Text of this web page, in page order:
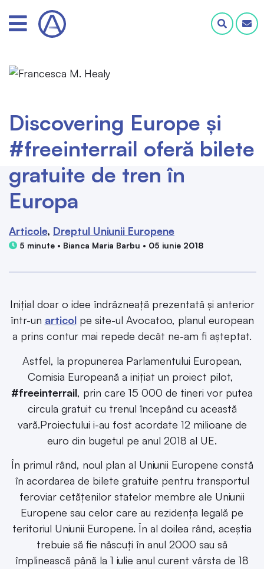
Discovering Europe și
#freeinterrail oferă bilete
gratuite de tren în
Europa
Articole Dreptul Uniunii Europene
5 minute • Bianca Maria Barbu • 05 iunie 2018
Inițial doar o idee îndrăzneață prezentată și anterior
într-un articolpe site-ul Avocatoo, planul european
a prins contur mai repede decât ne-am fi așteptat.
Astfel, la propunerea Parlamentului European,
Comisia Europeană a inițiat un proiect pilot,
#freeinterrail, prin care 15 000 de tineri vor putea
circula gratuit cu trenul începând cu această
vară.Proiectului i-au fost acordate 12 milioane de
euro din bugetul pe anul 2018 al UE.
În primul rând, noul plan al Uniunii Europene constă
în acordarea de bilete gratuite pentru transportul
feroviar cetățenilor statelor membre ale Uniunii
Europene sau celor care au rezidența legală pe
teritoriul Uniunii Europene. În al doilea rând, aceștia
trebuie să fie născuți în anul 2000 sau să
împlinească până la 1 iulie anul curent vârsta de 18